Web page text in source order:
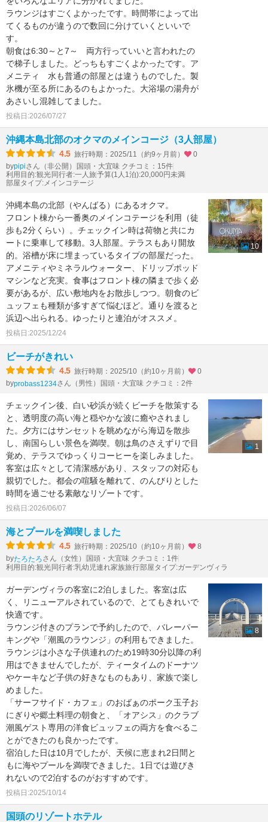
ラウンジはすごくよかったです。時間帯によって出
てくるものが違うので数回に分けていくといいで
す。
朝食は6:30～と7～ 両方行っていいと言われたの
で梯子しました。どっちもすごくよかったです。ア
メニティ 水も普通の部屋とは違うものでした。製
氷機が至る所にあるのもよかった。大浴場の湯舟が
あさいし混雑してました。
投稿日:2026/07/27
沖縄本島北部のオクマのメインコージ（3人部屋）
4.5 旅行時期：2025/11（約9ヶ月前）
0
bypipiさん（非公開）
国頭・大宜味 クチコミ：15件
利用目的:観光 同行者:一人旅予算(1人1泊):20,000円未満
部屋タイプ:メインコテージ
沖縄本島の北部（やんばる）にあるオクマ。
フロント棟から一番奥のメインコテージを利用（徒
歩も2分くらい）。チェックイン時は荷物と共にカ
ートに乗車して移動。3人部屋。テラスもあり開放
的。浴槽が床に埋まっているタイプの部屋だった。
アメニティやミネラルウォーター、ドリップポッド
マシンなど充実。食事はフロント棟の隣まで歩く必
要があるが、広い敷地内をお散歩しつつ。朝食のビ
ュッフェも種類が多すぎて悩むほど。通りを渡ると
浜辺へ出られる。ゆったりと連泊がオススメ。
投稿日:2025/12/24
10
ビーチがきれい
4.5 旅行時期：2025/10（約10ヶ月前）
0
byprobass1234さん（男性） 国頭・大宜味 クチコミ：2件
チェックイン後、白い砂浜が続くビーチを散策する
と、透明度の高い海と穏やかな波に癒やされまし
た。夕方にはサンセットを眺めながら海辺を散歩
し、南国らしい景色を満喫。朝は鳥のさえずりで目
覚め、テラスでゆっくりコーヒーを楽しみました。
客室は広々として清潔感があり、スタッフの対応も
親切でした。都会の喧騒を離れて、のんびりとした
時間を過ごせる素敵なリゾートです。
投稿日:2026/06/07
1
海とプールを満喫しました
4.5 旅行時期：2025/10（約10ヶ月前）
8
byたろたろさん（女性）
国頭・大宜味 クチコミ：1件
利用目的:観光同行者:乳幼児連れ家族旅行部屋タイプ:ガーデンヴィラ
ガーデンヴィラの客室に2泊しました。客室は広
く、リニューアルされているので、とてもきれいで
快適です。
ラウンジ付きのプランで予約したので、バレーパー
キングや「潮風のラウンジ」の利用もできました。
ラウンジは小さな子供連れのため19時30分以降の利
用はできませんでしたが、ティータイムのドーナツ
やケーキなど子供の好きなものもあり、家族で楽し
めました。
「サーフサイド・カフェ」のおばぁのポーク玉子お
にぎりや郷土料理の朝食と、「オアシス」のクラブ
潮風ゲスト専用の洋食ビュッフェの両方を食べるこ
とができたのも良かったです。
宿泊した日は10月でしたが、天候に恵まれ2日間と
もに海やプールを満喫できました。1日では遊びき
れないので2泊するのがおすすめです。
投稿日:2025/10/14
8
国頭のリゾートホテル